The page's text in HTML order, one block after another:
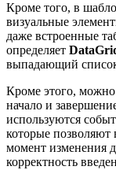
Кроме того, в
визуальные
даже встроенные
определяет
выпадающий
Кроме этого, можно
начало и
используются
которые позволяют
момент изменения
корректность